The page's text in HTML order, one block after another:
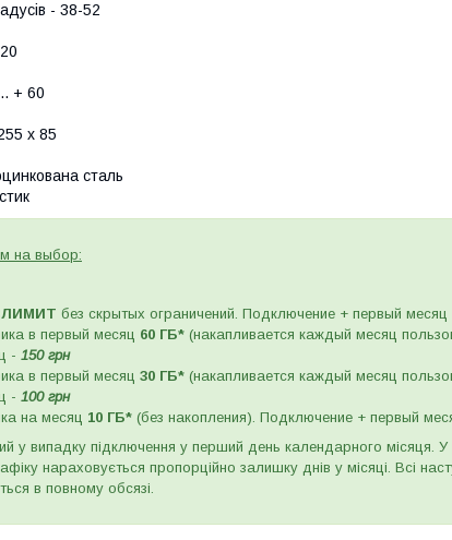
- 38-52
+ 60
х 85
сталь
на выбор:
без скрытых ограничений. Подключение + первый месяц
в первый месяц 60 ГБ* (накапливается каждый месяц
- 150 грн
в первый месяц 30 ГБ* (накапливается каждый месяц
- 100 грн
на месяц 10 ГБ* (без накопления). Подключение + первый
у випадку підключення у перший день календарного місяця. У
нараховується пропорційно залишку днів у місяці. Всі
в повному обсязі.